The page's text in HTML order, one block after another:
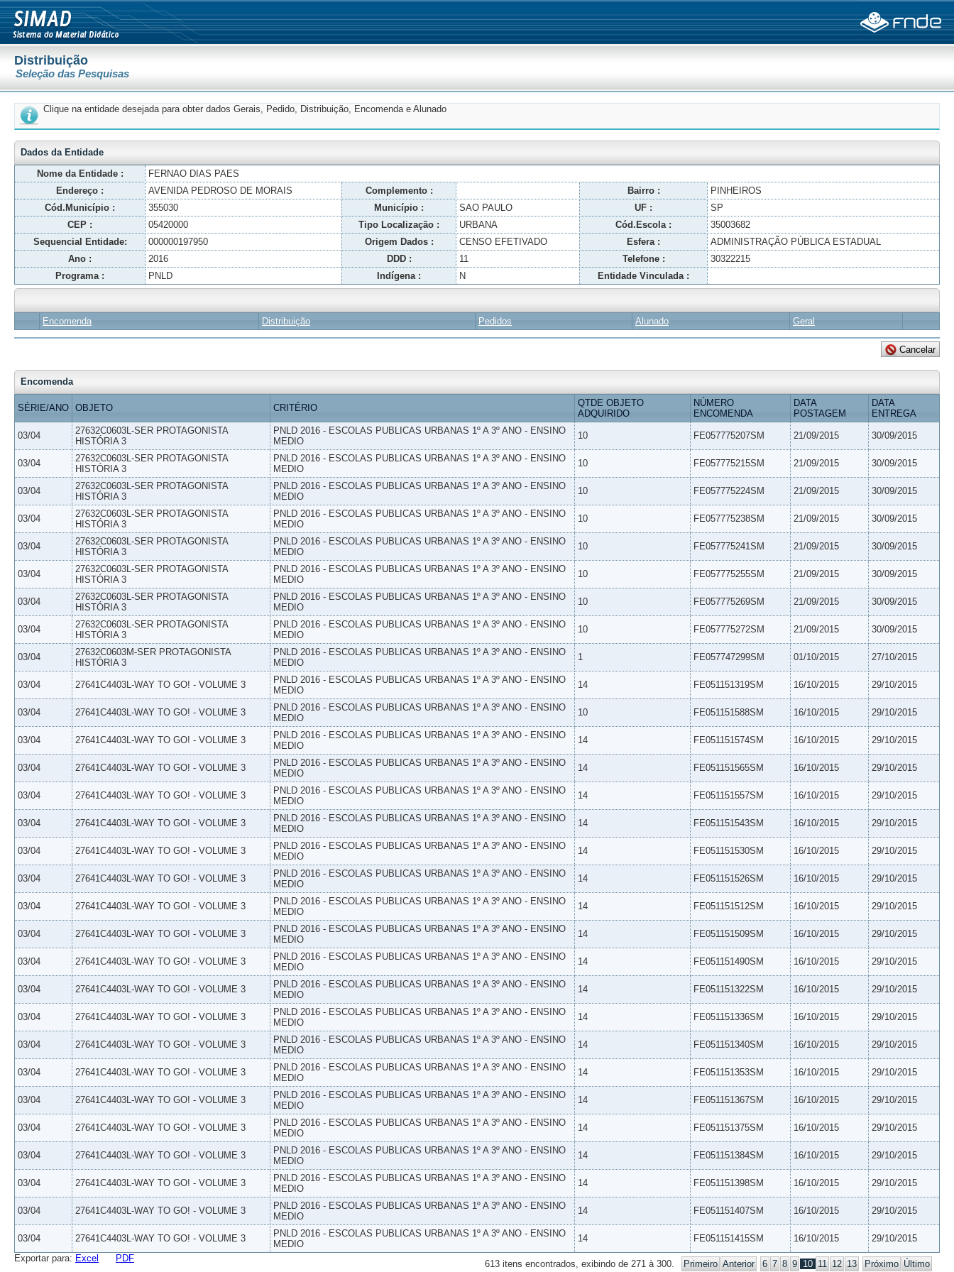
Distribuição
Seleção das Pesquisas
Clique na entidade desejada para obter dados Gerais, Pedido, Distribuição, Encomenda e Alunado
Dados da Entidade
Nome da Entidade :
FERNAO DIAS PAES
Endereço :
AVENIDA PEDROSO DE MORAIS Complemento : Bairro :
PINHEIROS
Cód.Município :
355030 Município : SAO PAULO UF :
SP
CEP :
05420000 Tipo Localização : URBANA Cód.Escola :
35003682
Sequencial Entidade:
000000197950 Origem Dados : CENSO EFETIVADO Esfera :
ADMINISTRAÇÃO PÚBLICA ESTADUAL
Ano :
2016 DDD : 11 Telefone :
30322215
Programa :
PNLD Indígena : N Entidade Vinculada :
Encomenda Distribuição Pedidos Alunado Geral
Encomenda
SÉRIE/ANO OBJETO CRITÉRIO
QTDE OBJETO
ADQUIRIDO
NÚMERO
ENCOMENDA
DATA
POSTAGEM
DATA
ENTREGA
03/04
27632C0603L-SER PROTAGONISTA
HISTÓRIA 3
PNLD 2016 - ESCOLAS PUBLICAS URBANAS 1º A 3º ANO - ENSINO
MEDIO
10 FE057775207SM 21/09/2015 30/09/2015
03/04
27632C0603L-SER PROTAGONISTA
HISTÓRIA 3
PNLD 2016 - ESCOLAS PUBLICAS URBANAS 1º A 3º ANO - ENSINO
MEDIO
10 FE057775215SM 21/09/2015 30/09/2015
03/04
27632C0603L-SER PROTAGONISTA
HISTÓRIA 3
PNLD 2016 - ESCOLAS PUBLICAS URBANAS 1º A 3º ANO - ENSINO
MEDIO
10 FE057775224SM 21/09/2015 30/09/2015
03/04
27632C0603L-SER PROTAGONISTA
HISTÓRIA 3
PNLD 2016 - ESCOLAS PUBLICAS URBANAS 1º A 3º ANO - ENSINO
MEDIO
10 FE057775238SM 21/09/2015 30/09/2015
03/04
27632C0603L-SER PROTAGONISTA
HISTÓRIA 3
PNLD 2016 - ESCOLAS PUBLICAS URBANAS 1º A 3º ANO - ENSINO
MEDIO
10 FE057775241SM 21/09/2015 30/09/2015
03/04
27632C0603L-SER PROTAGONISTA
HISTÓRIA 3
PNLD 2016 - ESCOLAS PUBLICAS URBANAS 1º A 3º ANO - ENSINO
MEDIO
10 FE057775255SM 21/09/2015 30/09/2015
03/04
27632C0603L-SER PROTAGONISTA
HISTÓRIA 3
PNLD 2016 - ESCOLAS PUBLICAS URBANAS 1º A 3º ANO - ENSINO
MEDIO
10 FE057775269SM 21/09/2015 30/09/2015
03/04
27632C0603L-SER PROTAGONISTA
HISTÓRIA 3
PNLD 2016 - ESCOLAS PUBLICAS URBANAS 1º A 3º ANO - ENSINO
MEDIO
10 FE057775272SM 21/09/2015 30/09/2015
03/04
27632C0603M-SER PROTAGONISTA
HISTÓRIA 3
PNLD 2016 - ESCOLAS PUBLICAS URBANAS 1º A 3º ANO - ENSINO
MEDIO
1 FE057747299SM 01/10/2015 27/10/2015
03/04 27641C4403L-WAY TO GO! - VOLUME 3
PNLD 2016 - ESCOLAS PUBLICAS URBANAS 1º A 3º ANO - ENSINO
MEDIO
14 FE051151319SM 16/10/2015 29/10/2015
03/04 27641C4403L-WAY TO GO! - VOLUME 3
PNLD 2016 - ESCOLAS PUBLICAS URBANAS 1º A 3º ANO - ENSINO
MEDIO
10 FE051151588SM 16/10/2015 29/10/2015
03/04 27641C4403L-WAY TO GO! - VOLUME 3
PNLD 2016 - ESCOLAS PUBLICAS URBANAS 1º A 3º ANO - ENSINO
MEDIO
14 FE051151574SM 16/10/2015 29/10/2015
03/04 27641C4403L-WAY TO GO! - VOLUME 3
PNLD 2016 - ESCOLAS PUBLICAS URBANAS 1º A 3º ANO - ENSINO
MEDIO
14 FE051151565SM 16/10/2015 29/10/2015
03/04 27641C4403L-WAY TO GO! - VOLUME 3
PNLD 2016 - ESCOLAS PUBLICAS URBANAS 1º A 3º ANO - ENSINO
MEDIO
14 FE051151557SM 16/10/2015 29/10/2015
03/04 27641C4403L-WAY TO GO! - VOLUME 3
PNLD 2016 - ESCOLAS PUBLICAS URBANAS 1º A 3º ANO - ENSINO
MEDIO
14 FE051151543SM 16/10/2015 29/10/2015
03/04 27641C4403L-WAY TO GO! - VOLUME 3
PNLD 2016 - ESCOLAS PUBLICAS URBANAS 1º A 3º ANO - ENSINO
MEDIO
14 FE051151530SM 16/10/2015 29/10/2015
03/04 27641C4403L-WAY TO GO! - VOLUME 3
PNLD 2016 - ESCOLAS PUBLICAS URBANAS 1º A 3º ANO - ENSINO
MEDIO
14 FE051151526SM 16/10/2015 29/10/2015
03/04 27641C4403L-WAY TO GO! - VOLUME 3
PNLD 2016 - ESCOLAS PUBLICAS URBANAS 1º A 3º ANO - ENSINO
MEDIO
14 FE051151512SM 16/10/2015 29/10/2015
03/04 27641C4403L-WAY TO GO! - VOLUME 3
PNLD 2016 - ESCOLAS PUBLICAS URBANAS 1º A 3º ANO - ENSINO
MEDIO
14 FE051151509SM 16/10/2015 29/10/2015
03/04 27641C4403L-WAY TO GO! - VOLUME 3
PNLD 2016 - ESCOLAS PUBLICAS URBANAS 1º A 3º ANO - ENSINO
MEDIO
14 FE051151490SM 16/10/2015 29/10/2015
03/04 27641C4403L-WAY TO GO! - VOLUME 3
PNLD 2016 - ESCOLAS PUBLICAS URBANAS 1º A 3º ANO - ENSINO
MEDIO
14 FE051151322SM 16/10/2015 29/10/2015
03/04 27641C4403L-WAY TO GO! - VOLUME 3
PNLD 2016 - ESCOLAS PUBLICAS URBANAS 1º A 3º ANO - ENSINO
MEDIO
14 FE051151336SM 16/10/2015 29/10/2015
03/04 27641C4403L-WAY TO GO! - VOLUME 3
PNLD 2016 - ESCOLAS PUBLICAS URBANAS 1º A 3º ANO - ENSINO
MEDIO
14 FE051151340SM 16/10/2015 29/10/2015
03/04 27641C4403L-WAY TO GO! - VOLUME 3
PNLD 2016 - ESCOLAS PUBLICAS URBANAS 1º A 3º ANO - ENSINO
MEDIO
14 FE051151353SM 16/10/2015 29/10/2015
03/04 27641C4403L-WAY TO GO! - VOLUME 3
PNLD 2016 - ESCOLAS PUBLICAS URBANAS 1º A 3º ANO - ENSINO
MEDIO
14 FE051151367SM 16/10/2015 29/10/2015
03/04 27641C4403L-WAY TO GO! - VOLUME 3
PNLD 2016 - ESCOLAS PUBLICAS URBANAS 1º A 3º ANO - ENSINO
MEDIO
14 FE051151375SM 16/10/2015 29/10/2015
03/04 27641C4403L-WAY TO GO! - VOLUME 3
PNLD 2016 - ESCOLAS PUBLICAS URBANAS 1º A 3º ANO - ENSINO
MEDIO
14 FE051151384SM 16/10/2015 29/10/2015
03/04 27641C4403L-WAY TO GO! - VOLUME 3
PNLD 2016 - ESCOLAS PUBLICAS URBANAS 1º A 3º ANO - ENSINO
MEDIO
14 FE051151398SM 16/10/2015 29/10/2015
03/04 27641C4403L-WAY TO GO! - VOLUME 3
PNLD 2016 - ESCOLAS PUBLICAS URBANAS 1º A 3º ANO - ENSINO
MEDIO
14 FE051151407SM 16/10/2015 29/10/2015
03/04 27641C4403L-WAY TO GO! - VOLUME 3
PNLD 2016 - ESCOLAS PUBLICAS URBANAS 1º A 3º ANO - ENSINO
MEDIO
14 FE051151415SM 16/10/2015 29/10/2015
613 itens encontrados, exibindo de 271 à 300. Primeiro Anterior 6 7 8 9 10 11 12 13 Próximo Último
Exportar para: Excel PDF